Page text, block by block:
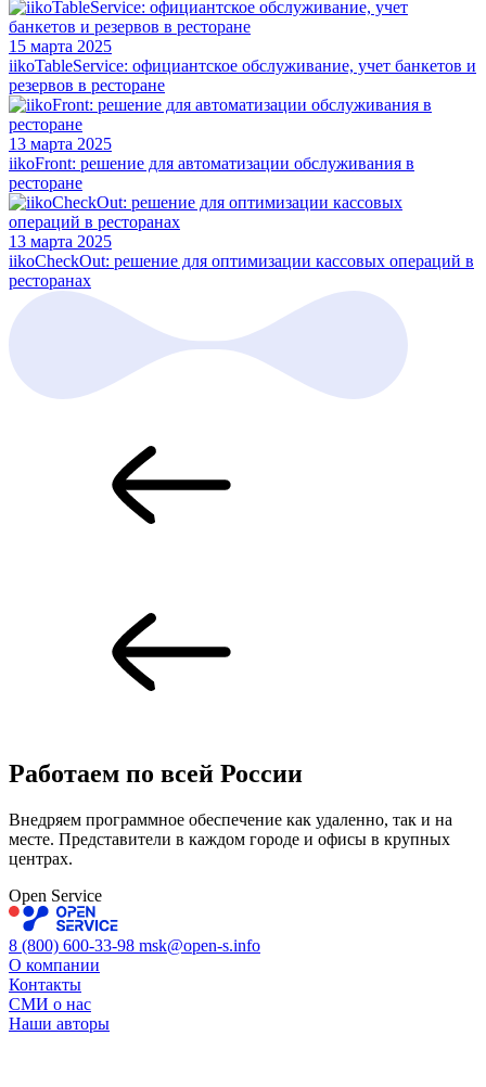
15 марта 2025
iikoTableService: официантское обслуживание, учет банкетов и
резервов в ресторане
13 марта 2025
iikoFront: решение для автоматизации обслуживания в
ресторане
13 марта 2025
iikoCheckOut: решение для оптимизации кассовых операций в
ресторанах
Работаем по всей России
Внедряем программное обеспечение как удаленно, так и на
месте. Представители в каждом городе и офисы в крупных
центрах.
Open Service
8 (800) 600-33-98 msk@open-s.info
О компании
Контакты
СМИ о нас
Наши авторы